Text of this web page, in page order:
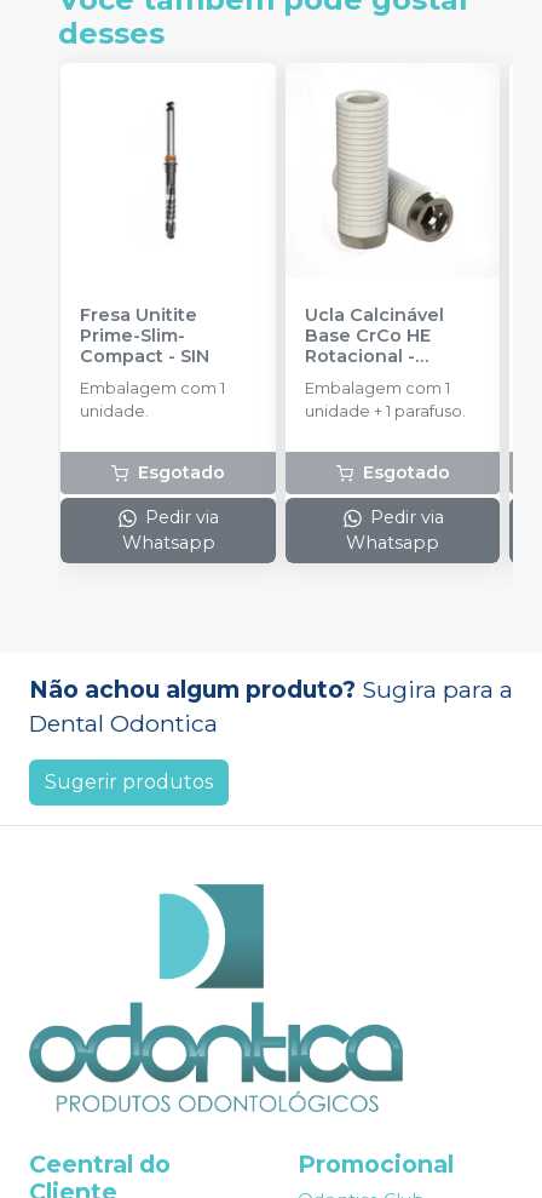
desses
Fresa Unitite
Prime-Slim-
Compact - SIN
Embalagem com 1
unidade.
Esgotado
Pedir via
Whatsapp
Ucla Calcinável
Base CrCo HE
Rotacional -
SINGULAR
Embalagem com 1
unidade + 1 parafuso.
Esgotado
Pedir via
Whatsapp
Não achou algum produto? Sugira para a
Dental Odontica
Sugerir produtos
Ceentral do
Promocional